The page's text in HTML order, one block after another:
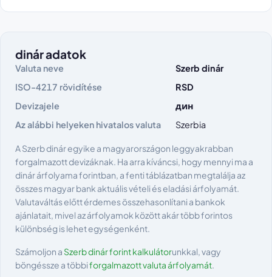
dinár adatok
Valuta neve
Szerb dinár
ISO-4217 rövidítése
RSD
Devizajele
дин
Az alábbi helyeken hivatalos valuta
Szerbia
A Szerb dinár egyike a magyarországon leggyakrabban
forgalmazott devizáknak. Ha arra kíváncsi, hogy mennyi ma a
dinár árfolyama forintban, a fenti táblázatban megtalálja az
összes magyar bank aktuális vételi és eladási árfolyamát.
Valutaváltás előtt érdemes összehasonlítani a bankok
ajánlatait, mivel az árfolyamok között akár több forintos
különbség is lehet egységenként.
Számoljon a Szerb dinár forint kalkulátorunkkal, vagy
böngéssze a többiforgalmazott valuta árfolyamát.